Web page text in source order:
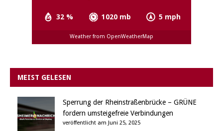
32 % 1020 mb 5 mph
Weather from OpenWeatherMap
MEIST GELESEN
Sperrung der Rheinstraßenbrücke – GRÜNE
fordern umsteigefreie Verbindungen
veröffentlicht am Juni 25, 2025